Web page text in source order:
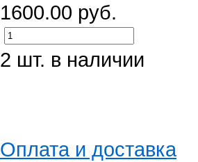
1600.00 руб.
2 шт. в наличии
Оплата и доставка